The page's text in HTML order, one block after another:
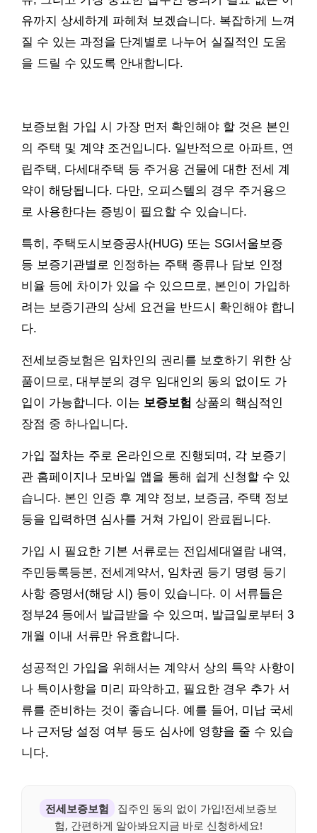
유까지 상세하게 파헤쳐 보겠습니다. 복잡하게 느껴
질 수 있는 과정을 단계별로 나누어 실질적인 도움
을 드릴 수 있도록 안내합니다.
보증보험 가입 시 가장 먼저 확인해야 할 것은 본인
의 주택 및 계약 조건입니다. 일반적으로 아파트, 연
립주택, 다세대주택 등 주거용 건물에 대한 전세 계
약이 해당됩니다. 다만, 오피스텔의 경우 주거용으
로 사용한다는 증빙이 필요할 수 있습니다.
특히, 주택도시보증공사(HUG) 또는 SGI서울보증
등 보증기관별로 인정하는 주택 종류나 담보 인정
비율 등에 차이가 있을 수 있으므로, 본인이 가입하
려는 보증기관의 상세 요건을 반드시 확인해야 합니
다.
전세보증보험은 임차인의 권리를 보호하기 위한 상
품이므로, 대부분의 경우 임대인의 동의 없이도 가
입이 가능합니다. 이는 보증보험 상품의 핵심적인
장점 중 하나입니다.
가입 절차는 주로 온라인으로 진행되며, 각 보증기
관 홈페이지나 모바일 앱을 통해 쉽게 신청할 수 있
습니다. 본인 인증 후 계약 정보, 보증금, 주택 정보
등을 입력하면 심사를 거쳐 가입이 완료됩니다.
가입 시 필요한 기본 서류로는 전입세대열람 내역,
주민등록등본, 전세계약서, 임차권 등기 명령 등기
사항 증명서(해당 시) 등이 있습니다. 이 서류들은
정부24 등에서 발급받을 수 있으며, 발급일로부터 3
개월 이내 서류만 유효합니다.
성공적인 가입을 위해서는 계약서 상의 특약 사항이
나 특이사항을 미리 파악하고, 필요한 경우 추가 서
류를 준비하는 것이 좋습니다. 예를 들어, 미납 국세
나 근저당 설정 여부 등도 심사에 영향을 줄 수 있습
니다.
전세보증보험
집주인 동의 없이 가입!전세보증보
험, 간편하게 알아봐요지금 바로 신청하세요!